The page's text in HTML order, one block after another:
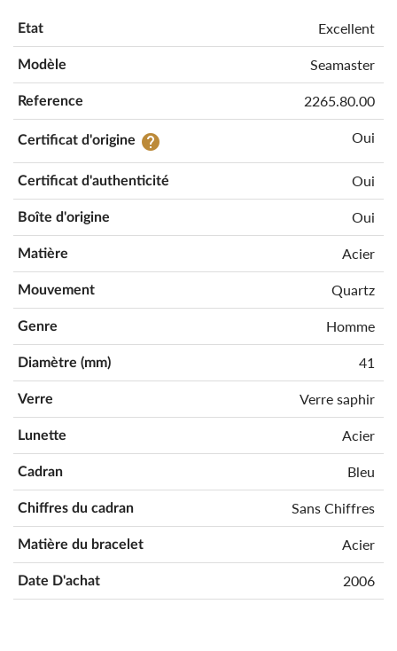
Etat Excellent
Modèle Seamaster
Reference 2265.80.00
Certificat d'origine help Oui
Certificat d'authenticité Oui
Boîte d'origine Oui
Matière Acier
Mouvement Quartz
Genre Homme
Diamètre (mm) 41
Verre Verre saphir
Lunette Acier
Cadran Bleu
Chiffres du cadran Sans Chiffres
Matière du bracelet Acier
Date D'achat 2006